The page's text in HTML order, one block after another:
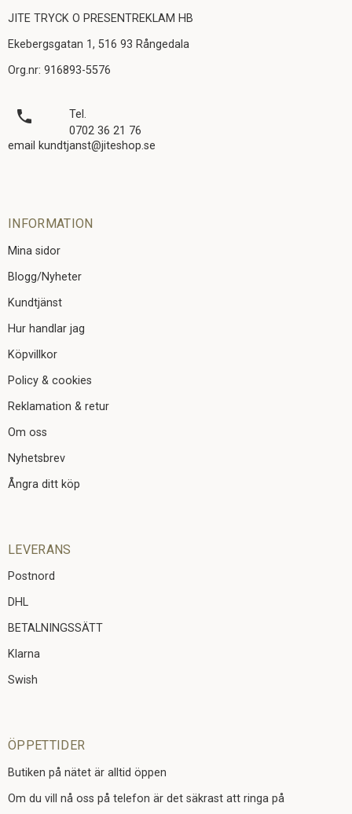
JITE TRYCK O PRESENTREKLAM HB
Ekebergsgatan 1, 516 93 Rångedala
Org.nr: 916893-5576
local_phone
Tel.
0702 36 21 76
email kundtjanst@jiteshop.se
INFORMATION
Mina sidor
Blogg/Nyheter
Kundtjänst
Hur handlar jag
Köpvillkor
Policy & cookies
Reklamation & retur
Om oss
Nyhetsbrev
Ångra ditt köp
LEVERANS
Postnord
DHL
BETALNINGSSÄTT
Klarna
Swish
ÖPPETTIDER
Butiken på nätet är alltid öppen
Om du vill nå oss på telefon är det säkrast att ringa på